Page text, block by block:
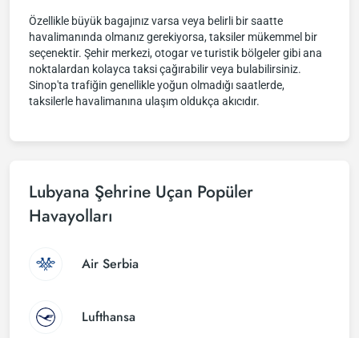
Özellikle büyük bagajınız varsa veya belirli bir saatte
havalimanında olmanız gerekiyorsa, taksiler mükemmel bir
seçenektir. Şehir merkezi, otogar ve turistik bölgeler gibi ana
noktalardan kolayca taksi çağırabilir veya bulabilirsiniz.
Sinop'ta trafiğin genellikle yoğun olmadığı saatlerde,
taksilerle havalimanına ulaşım oldukça akıcıdır.
Lubyana Şehrine Uçan Popüler
Havayolları
Air Serbia
Lufthansa